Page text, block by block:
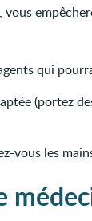
, vous
qui
(portez
vous les